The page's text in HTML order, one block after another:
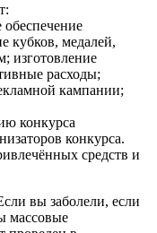
обеспечение
кубков, медалей,
изготовление
расходы;
кампании;
конкурса
конкурса.
средств и
вы заболели, если
массовые